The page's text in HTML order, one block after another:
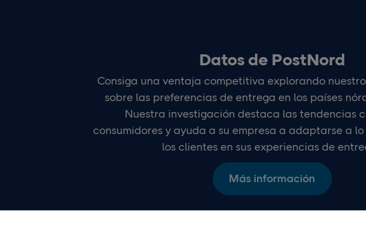
Datos de PostNord
Consiga una ventaja competitiva explorando
sobre las preferencias de entrega en los países
Nuestra investigación destaca las tendencias
consumidores y ayuda a su empresa a adaptarse a
los clientes en sus experiencias de
Más información